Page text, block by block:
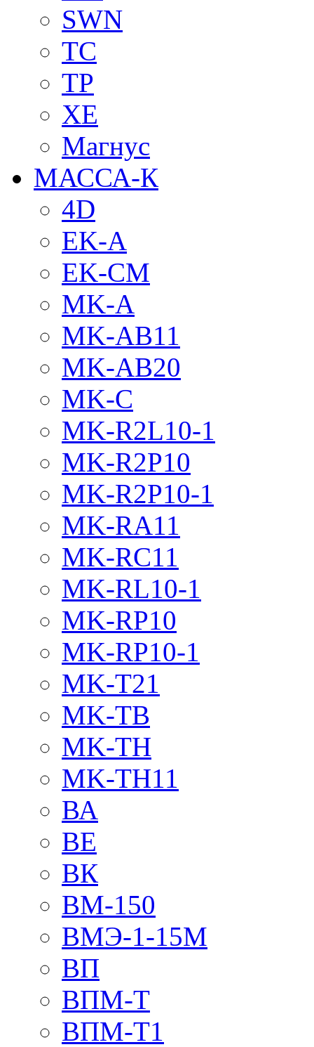
SWN
TC
TP
XE
Магнус
МАССА-К
4D
EK-A
EK-CM
MK-A
MK-AB11
MK-AB20
MK-C
MK-R2L10-1
MK-R2P10
MK-R2P10-1
MK-RA11
MK-RC11
MK-RL10-1
MK-RP10
MK-RP10-1
MK-T21
MK-TB
MK-TH
MK-TH11
ВА
ВЕ
ВК
ВМ-150
ВМЭ-1-15М
ВП
ВПМ-Т
ВПМ-Т1